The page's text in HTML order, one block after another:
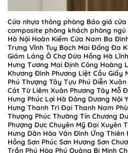
Cửa nhựa thông phòng Báo giá
composite phòng khách phòng
Hà Nội Hoàn Kiếm Cửa Nam Ba
Trưng Vĩnh Tuy Bạch Mai Đống Đa
Giám Láng Ô Chợ Dừa Hồng Hà
Hưng Tương Mai Định Công Hoàng
Khương Đình Phương Liệt Cầu Giấy
Phú Thượng Tây Tựu Phú Diễn
Cát Từ Liêm Xuân Phương Tây Mỗ
Hưng Phúc Lợi Hà Đông Dương Nội
Hưng Thanh Trì Đại Thanh Nam
Thượng Phúc Thường Tín Chương
Phượng Dực Chuyên Mỹ Đại Xuyên
Hưng Dân Hòa Vân Đình Ứng
Hồng Sơn Phúc Sơn Hương Sơn
Trần Phú Hòa Phú Quảng Bị Minh